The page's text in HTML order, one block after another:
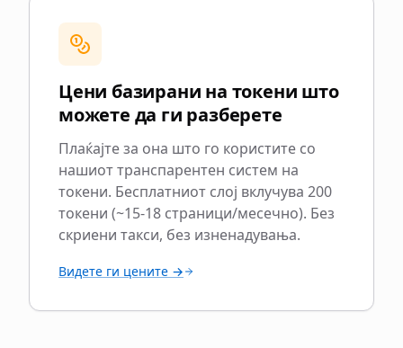
Цени базирани на токени што
можете да ги разберете
Плаќајте за она што го користите со
нашиот транспарентен систем на
токени. Бесплатниот слој вклучува 200
токени (~15-18 страници/месечно). Без
скриени такси, без изненадувања.
Видете ги цените →